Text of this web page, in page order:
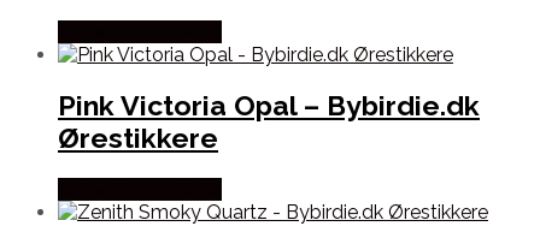
Pink Victoria Opal – Bybirdie.dk
Ørestikkere